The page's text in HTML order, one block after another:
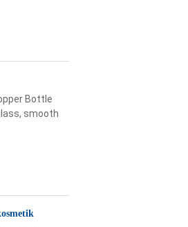
Bottle
smooth